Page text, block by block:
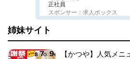
正社員
スポンサー：求人ボックス
姉妹サイト
【かつや】人気メ